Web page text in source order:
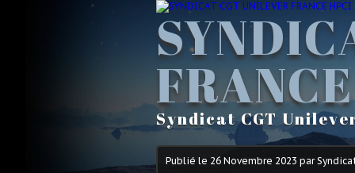
Syndicat CGT
Publié le 26 Novembre 2023 par